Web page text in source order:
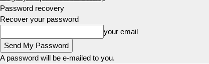
Password recovery
Recover your password
your email
A password will be e-mailed to you.